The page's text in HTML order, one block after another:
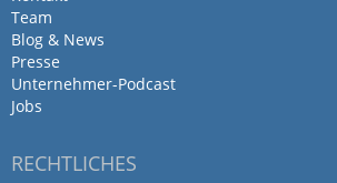
Inovanet…
Team
Blog & News
Presse
Unternehmer-Podcast
Jobs
RECHTLICHES